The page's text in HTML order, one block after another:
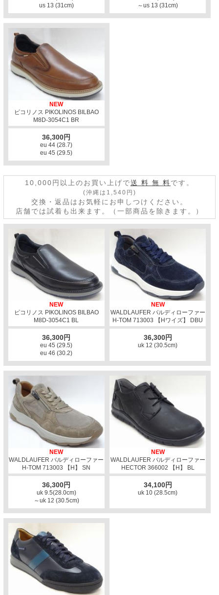
us 13 (31cm)
～us 13 (31cm)
NEW
ピコリノス PIKOLINOS BILBAO
M8D-3054C1 BR
36,300円
eu 44 (28.7)
eu 45 (29.5)
10,000円以上のお買い上げで送 料 無 料です。
(沖縄は1,540円)
交換・返品はお気軽にお申しつけください。
店舗では試着も出来ます。（一部商品を除きます。）
NEW
ピコリノス PIKOLINOS BILBAO
M8D-3054C1 BL
36,300円
eu 45 (29.5)
eu 46 (30.2)
NEW
WALDLAUFER バルディローファー
H-TOM 713003 【Hワイズ】 DBU
36,300円
uk 12 (30.5cm)
NEW
WALDLAUFER バルディローファー
H-TOM 713003 【H】 SN
36,300円
uk 9.5(28.0cm)
～uk 12 (30.5cm)
NEW
WALDLAUFER バルディローファー
HECTOR 366002 【H】 BL
34,100円
uk 10 (28.5cm)